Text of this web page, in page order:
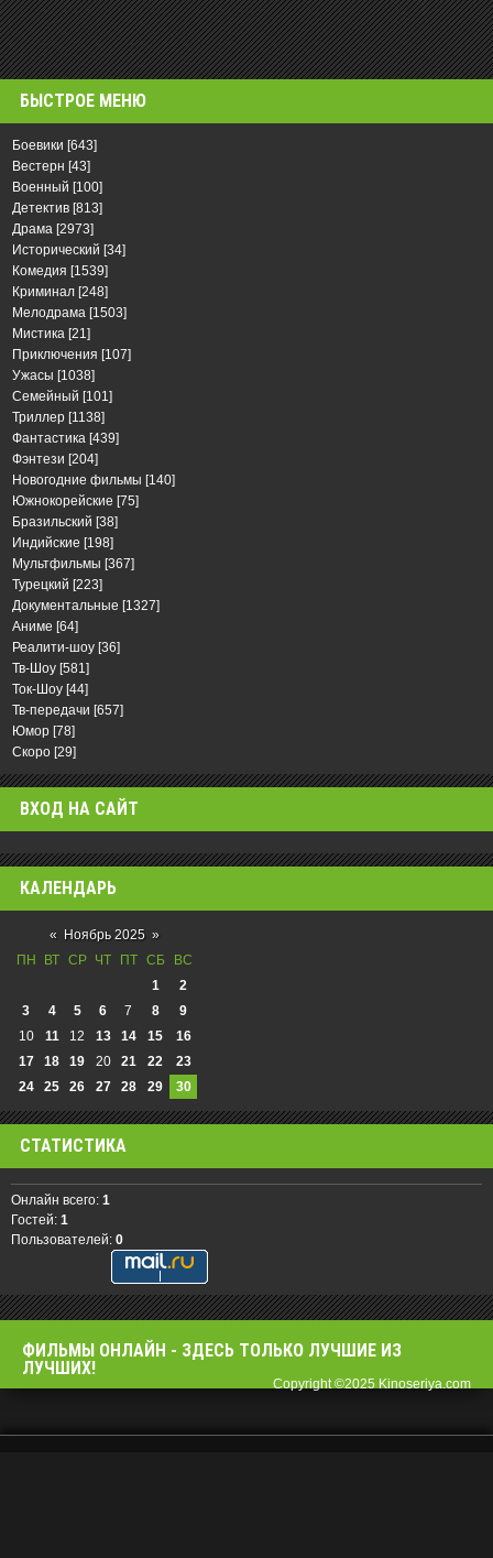
БЫСТРОЕ МЕНЮ
Боевики [643]
Вестерн [43]
Военный [100]
Детектив [813]
Драма [2973]
Исторический [34]
Комедия [1539]
Криминал [248]
Мелодрама [1503]
Мистика [21]
Приключения [107]
Ужасы [1038]
Семейный [101]
Триллер [1138]
Фантастика [439]
Фэнтези [204]
Новогодние фильмы [140]
Южнокорейские [75]
Бразильский [38]
Индийские [198]
Мультфильмы [367]
Турецкий [223]
Документальные [1327]
Аниме [64]
Реалити-шоу [36]
Тв-Шоу [581]
Ток-Шоу [44]
Тв-передачи [657]
Юмор [78]
Скоро [29]
ВХОД НА САЙТ
КАЛЕНДАРЬ
« Ноябрь 2025 »
ПН
ВТ СР ЧТ ПТ СБ
ВС
1
2
3
4 5 6 7 8
9
10
11 12 13 14 15
16
17
18 19 20 21 22
23
24
25 26 27 28 29 30
СТАТИСТИКА
Онлайн всего: 1
Гостей: 1
Пользователей: 0
ФИЛЬМЫ OНЛАЙН - ЗДЕСЬ ТОЛЬКО ЛУЧШИЕ ИЗ
ЛУЧШИХ!
Copyright ©2025 Kinoseriya.com